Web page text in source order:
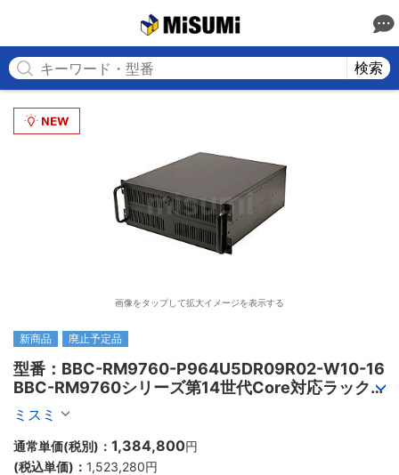
検索
画像をタップして拡大イメージを表示する
新商品 廃止予定品
型番：BBC-RM9760-P964U5DR09R02-W10-16
BBC-RM9760シリーズ第14世代Core対応ラック
マウント3PCIe
ミスミ
通常単価(税別)： 1,384,800円
(税込単価)： 1,523,280円